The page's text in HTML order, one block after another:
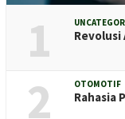
1 Revolusi
2 OTOMOTIF
Rahasia